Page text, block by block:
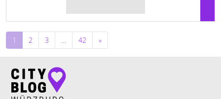
Beitragsnavigation
1 2 3 … 42 »